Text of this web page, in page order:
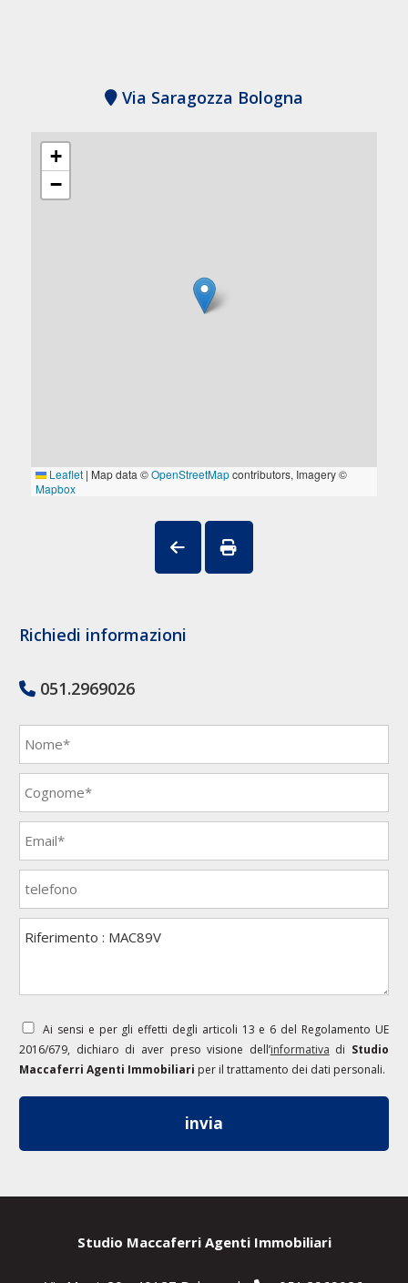
Via Saragozza Bologna
Richiedi informazioni
051.2969026
Ai sensi e per gli effetti degli articoli 13 e 6 del Regolamento UE
2016/679, dichiaro di aver preso visione dell’informativa di Studio
Maccaferri Agenti Immobiliari per il trattamento dei dati personali.
Studio Maccaferri Agenti Immobiliari